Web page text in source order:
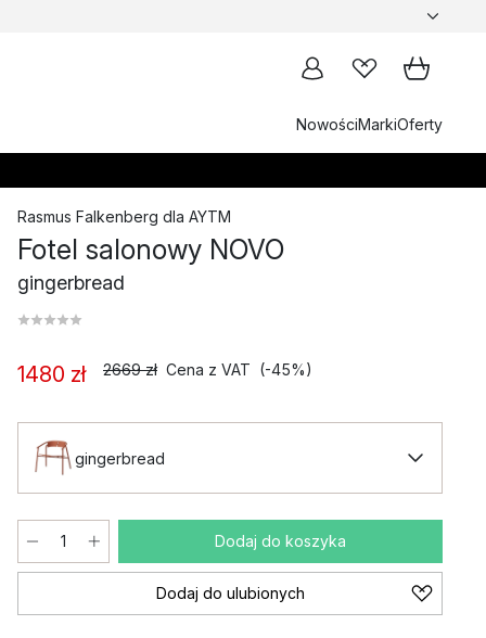
NowościMarkiOferty
Rasmus Falkenberg dla AYTM
Fotel salonowy NOVO
gingerbread
1480 zł 2669 zł Cena z VAT (-45%)
gingerbread
Dodaj do koszyka
Dodaj do ulubionych